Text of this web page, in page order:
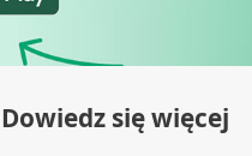
Dowiedz się więcej